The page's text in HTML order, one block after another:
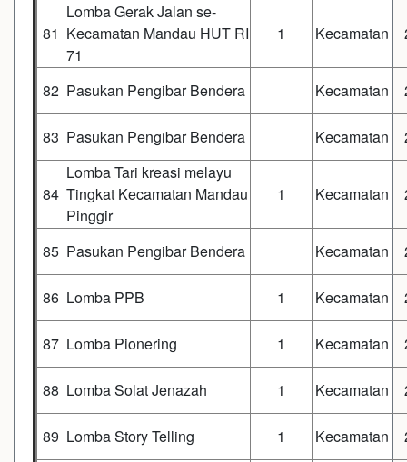
81
Lomba Gerak Jalan se-
Kecamatan Mandau HUT RI
71
1 Kecamatan
82 Pasukan Pengibar Bendera Kecamatan
83 Pasukan Pengibar Bendera Kecamatan
84
Lomba Tari kreasi melayu
Tingkat Kecamatan Mandau
Pinggir
1 Kecamatan
85 Pasukan Pengibar Bendera Kecamatan
86 Lomba PPB 1 Kecamatan
87 Lomba Pionering 1 Kecamatan
88 Lomba Solat Jenazah 1 Kecamatan
89 Lomba Story Telling 1 Kecamatan